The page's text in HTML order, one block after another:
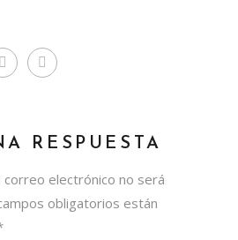
RESPUESTA
correo electrónico no será
obligatorios están